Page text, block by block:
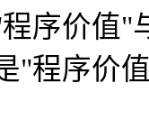
序价值"
"程序价